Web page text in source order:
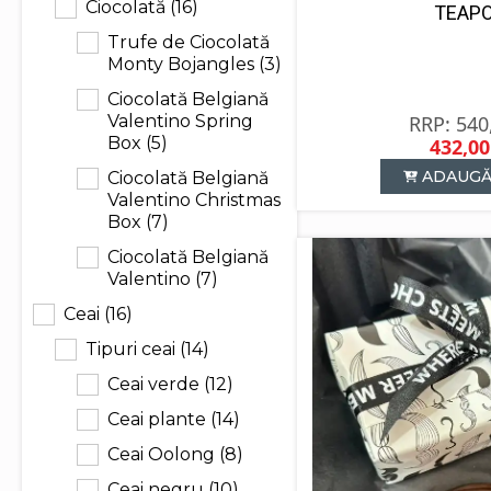
Ciocolată (16)
Trufe de Ciocolată
Monty Bojangles (3)
Ciocolată Belgiană
Valentino Spring
Box (5)
Ciocolată Belgiană
Valentino Christmas
Box (7)
Ciocolată Belgiană
Valentino (7)
Ceai (16)
Tipuri ceai (14)
Ceai verde (12)
Ceai plante (14)
Ceai Oolong (8)
432,00